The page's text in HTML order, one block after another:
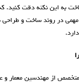
به این نکته دقت کنید.
در روند ساخت و طراحی
از مهندسین معمار و